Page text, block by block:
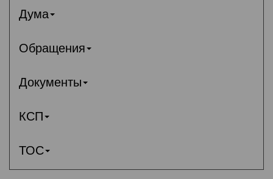
Дума
Обращения
Документы
КСП
ТОС